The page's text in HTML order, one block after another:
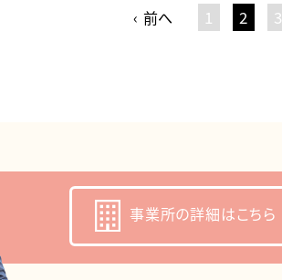
‹ 前へ 1 2 3
事業所の詳細はこちら